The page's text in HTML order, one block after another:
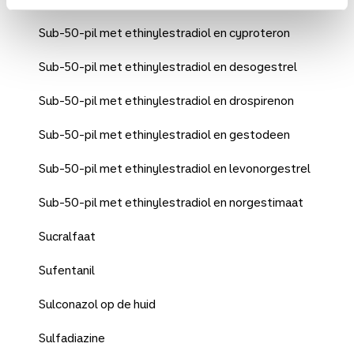
Sub-50-pil met ethinylestradiol en cyproteron
Sub-50-pil met ethinylestradiol en desogestrel
Sub-50-pil met ethinylestradiol en drospirenon
Sub-50-pil met ethinylestradiol en gestodeen
Sub-50-pil met ethinylestradiol en levonorgestrel
Sub-50-pil met ethinylestradiol en norgestimaat
Sucralfaat
Sufentanil
Sulconazol op de huid
Sulfadiazine